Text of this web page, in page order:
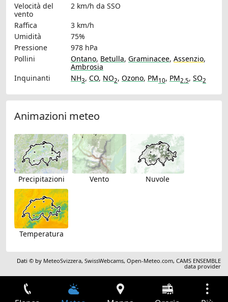
Velocità del
vento
2 km/h da SSO
Raffica
3 km/h
Umidità
75%
Pressione
978 hPa
Pollini
Ontano, Betulla, Graminacee, Assenzio,
Ambrosia
Inquinanti
NH3, CO, NO2, Ozono, PM10, PM2.5, SO2
Animazioni meteo
Precipitazioni Vento Nuvole
Temperatura
Dati © by MeteoSvizzera,SwissWebcams,Open-Meteo.com,CAMS ENSEMBLE
data provider